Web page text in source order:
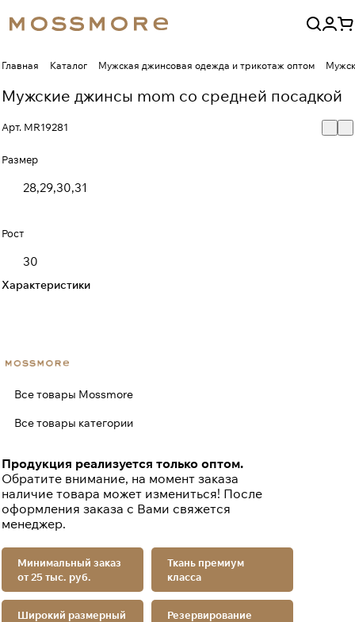
Главная Каталог Мужская джинсовая одежда и трикотаж оптом
Мужские джинсы mom со средней посадкой
Арт. MR19281
Размер
28,29,30,31
Рост
30
Характеристики
Все товары Mossmore
Все товары категории
Продукция реализуется только оптом.
Обратите внимание, на момент заказа
наличие товара может измениться! После
оформления заказа с Вами свяжется
менеджер.
Минимальный заказ
от 25 тыс. руб.
Ткань премиум
класса
Широкий размерный
Резервирование